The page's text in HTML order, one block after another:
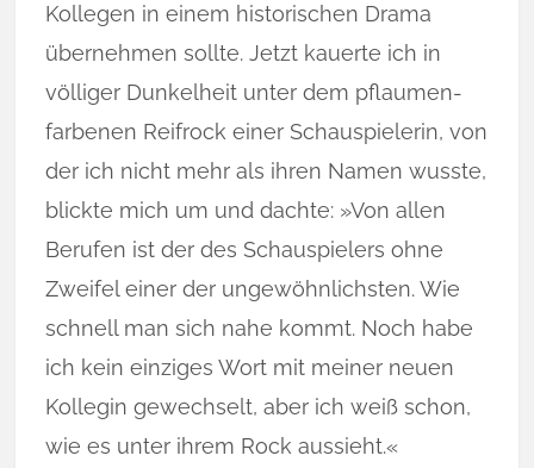
Kollegen in einem historischen Drama
über­nehmen sollte. Jetzt kauerte ich in
völliger Dunkelheit unter dem pflau­men­­
farbenen Reifrock einer Schauspielerin, von
der ich nicht mehr als ihren Na­men wusste,
blickte mich um und dachte: »Von allen
Berufen ist der des Schauspielers ohne
Zweifel einer der ungewöhnlichsten. Wie
schnell man sich nahe kommt. Noch habe
ich kein einziges Wort mit meiner neuen
Kollegin gewechselt, aber ich weiß schon,
wie es unter ihrem Rock aussieht.«